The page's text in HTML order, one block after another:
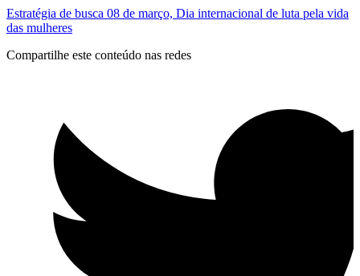
Estratégia de busca 08 de março, Dia internacional de luta pela vida
das mulheres
Compartilhe este conteúdo nas redes